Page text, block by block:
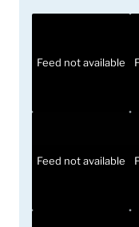
Feed not available
Feed not available